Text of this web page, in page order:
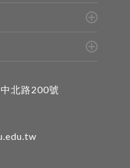
北路200號